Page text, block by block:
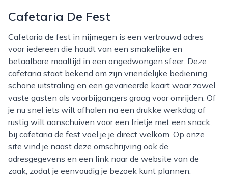
Cafetaria De Fest
Cafetaria de fest in nijmegen is een vertrouwd adres
voor iedereen die houdt van een smakelijke en
betaalbare maaltijd in een ongedwongen sfeer. Deze
cafetaria staat bekend om zijn vriendelijke bediening,
schone uitstraling en een gevarieerde kaart waar zowel
vaste gasten als voorbijgangers graag voor omrijden. Of
je nu snel iets wilt afhalen na een drukke werkdag of
rustig wilt aanschuiven voor een frietje met een snack,
bij cafetaria de fest voel je je direct welkom. Op onze
site vind je naast deze omschrijving ook de
adresgegevens en een link naar de website van de
zaak, zodat je eenvoudig je bezoek kunt plannen.